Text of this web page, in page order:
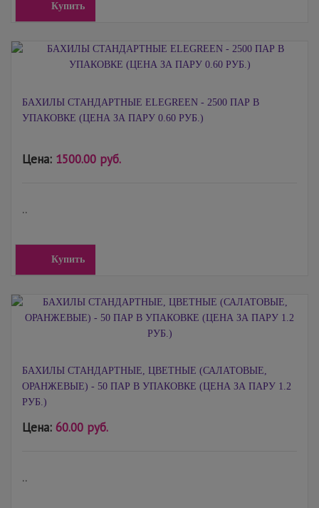
Купить
БАХИЛЫ СТАНДАРТНЫЕ ELEGREEN - 2500 ПАР В
УПАКОВКЕ (ЦЕНА ЗА ПАРУ 0.60 РУБ.)
Цена: 1500.00 руб.
..
Купить
БАХИЛЫ СТАНДАРТНЫЕ, ЦВЕТНЫЕ (САЛАТОВЫЕ,
ОРАНЖЕВЫЕ) - 50 ПАР В УПАКОВКЕ (ЦЕНА ЗА ПАРУ 1.2
РУБ.)
Цена: 60.00 руб.
..